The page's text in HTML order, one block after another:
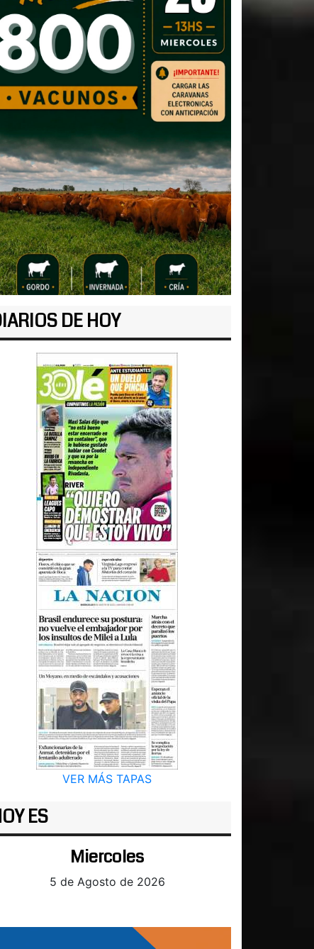
DE HOY
VER MÁS TAPAS
ES
Miercoles
5 de Agosto de 2026